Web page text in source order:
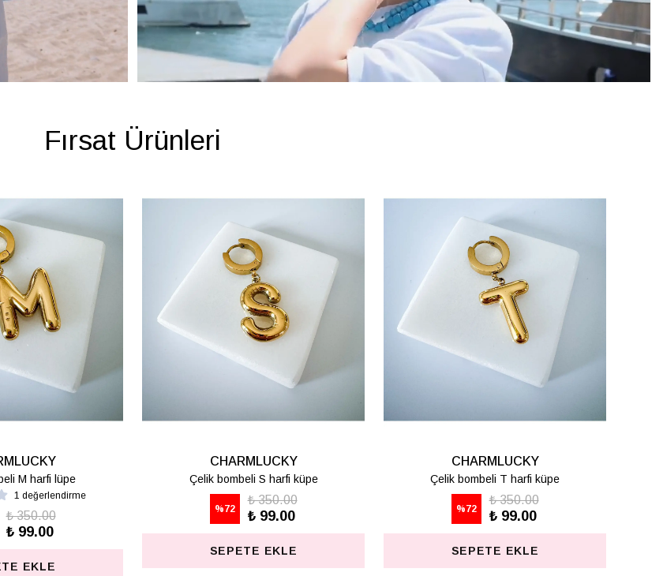
Fırsat Ürünleri
CHARMLUCKY
KARE KÜPE
% 80
₺ 625.00
₺ 125.00
SEPETE EKLE
CHARMLUCKY
AKRİLİK GÜL KÜPE
% 74
₺ 487.50
₺ 125.00
SEPETE EKLE
CHARMLUCKY
BASİC HARF KOLYE - C
% 75
₺ 498.75
₺ 125.00
SEPETE EKLE